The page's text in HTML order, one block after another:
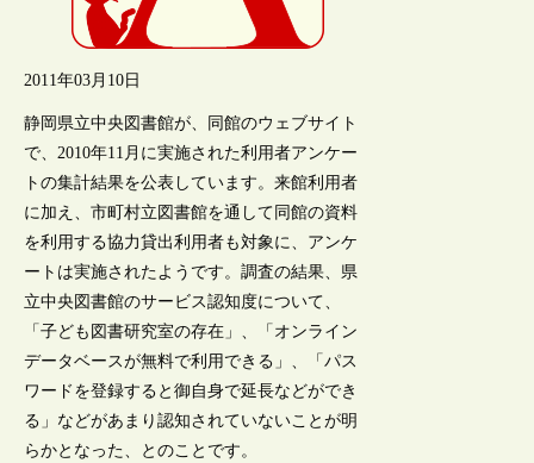
2011年03月10日
静岡県立中央図書館が、同館のウェブサイト
で、2010年11月に実施された利用者アンケー
トの集計結果を公表しています。来館利用者
に加え、市町村立図書館を通して同館の資料
を利用する協力貸出利用者も対象に、アンケ
ートは実施されたようです。調査の結果、県
立中央図書館のサービス認知度について、
「子ども図書研究室の存在」、「オンライン
データベースが無料で利用できる」、「パス
ワードを登録すると御自身で延長などができ
る」などがあまり認知されていないことが明
らかとなった、とのことです。